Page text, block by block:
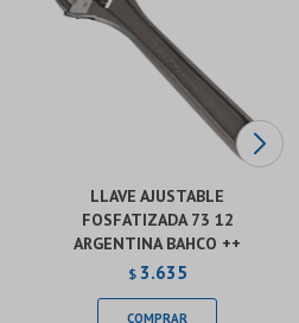
LLAVE AJUSTABLE
FOSFATIZADA 73 12
ARGENTINA BAHCO ++
$ 3.635